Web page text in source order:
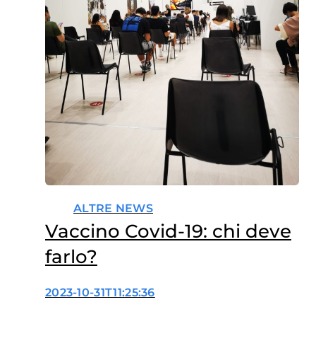
ALTRE NEWS
Vaccino Covid-19: chi deve
farlo?
2023-10-31T11:25:36